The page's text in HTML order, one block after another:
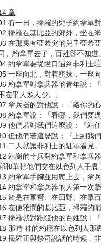
章
有一日，掃羅的兒子約拿單
掃羅在基比亞的郊外，坐在
在那裏有亞希突的兒子亞希
。約拿單去了，百姓卻不知道。
約拿單要從隘口過到非利士
一座向北，對着密抹，一座
約拿單對拿兵器的青年說：
在乎人多人少。」
拿兵器的對他說：「隨你的
約拿單說：「看哪，我們要
他們若對我們這麼說：『站
但他們若這麼說：『上到我
二人就讓非利士的駐軍看見
站崗的士兵對約拿單和拿兵
和華把他們交在以色列人手裏
約拿單手腳並用爬上去，拿
約拿單和拿兵器的人第一次
於是在軍營、在田野、在眾
在便雅憫的基比亞，掃羅的
掃羅就對跟隨他的百姓說：
那時 神的約櫃在以色列人那
掃羅正與祭司說話的時候，